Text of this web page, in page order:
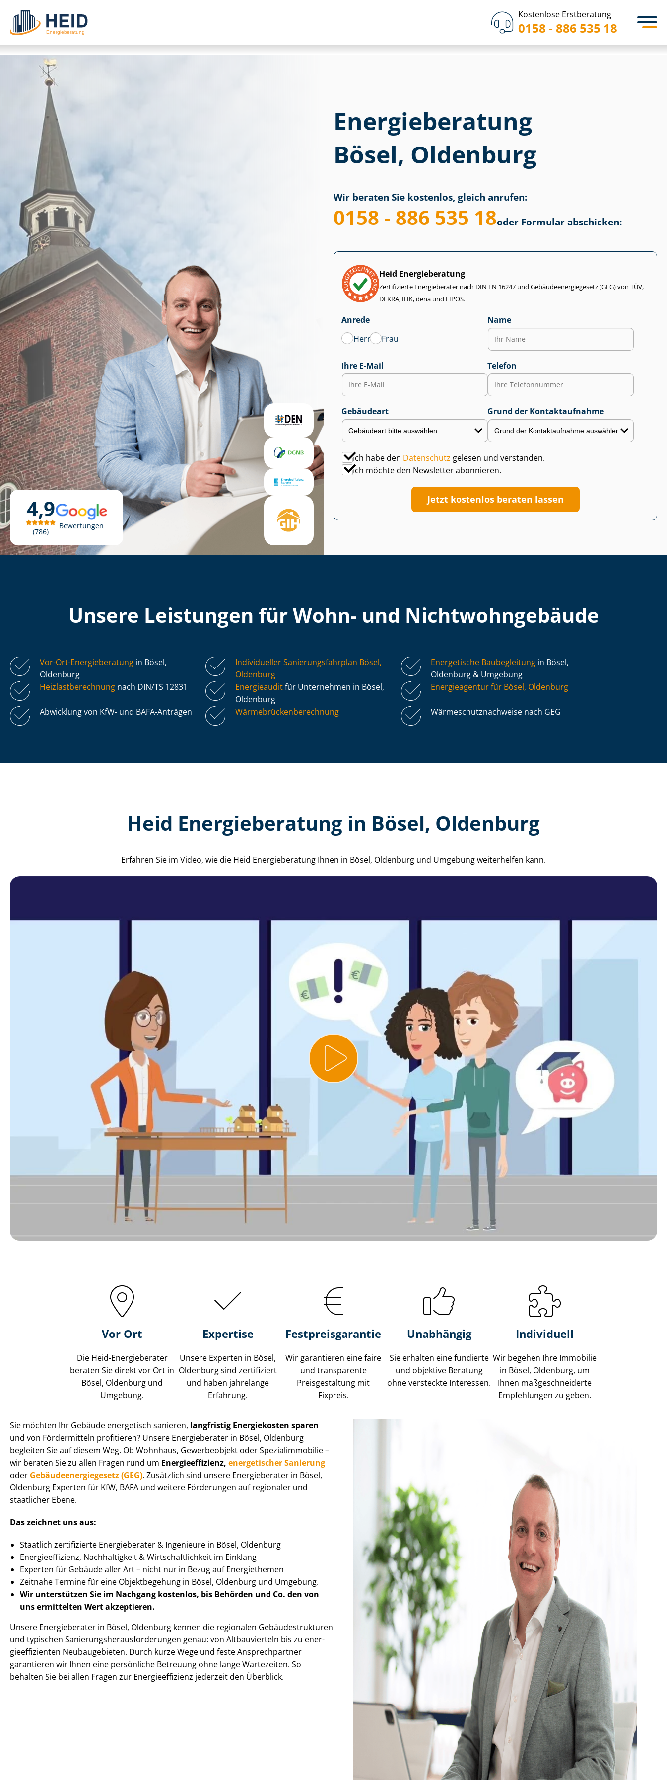
Kostenlose Erstberatung
0158 - 886 535 18
4,9
786
Bewertungen
Energieberatung
Bösel, Oldenburg
Wir beraten Sie kostenlos, gleich anrufen:
0158 - 886 535 18oder Formular abschicken:
Heid Energieberatung
Zertifizierte Energieberater nach DIN EN 16247 und Ge­bäu­de­en­er­gie­ge­setz (GEG) von TÜV,
DEKRA, IHK, dena und EIPOS.
Anrede
Herr
Frau
Name
Ihre E-Mail Telefon
Gebäudeart Grund der Kontaktaufnahme
Ich habe den Datenschutz gelesen und verstanden.
Ich möchte den Newsletter abonnieren.
Jetzt kostenlos beraten lassen
Unsere Leistungen für Wohn- und Nicht­wohn­ge­bäu­de
Vor-Ort-Energieberatung in Bösel,
Oldenburg
Individueller Sa­nie­rungs­fahr­plan Bösel,
Oldenburg
Energetische Baubegleitung in Bösel,
Oldenburg & Umgebung
Heiz­last­be­rech­nung nach DIN/TS 12831 Energieauditfür Unternehmen in Bösel,
Oldenburg
Energieagentur für Bösel, Oldenburg
Abwicklung von KfW- und BAFA-Anträgen Wär­me­brü­cken­be­rech­nung Wär­me­schutz­nach­wei­se nach GEG
Heid Energieberatung in Bösel, Oldenburg
Erfahren Sie im Video, wie die Heid Energieberatung Ihnen in Bösel, Oldenburg und Umgebung weiterhelfen kann.
Vor Ort
Die Heid-Energieberater
beraten Sie direkt vor Ort in
Bösel, Oldenburg und
Umgebung.
Expertise
Unsere Experten in Bösel,
Oldenburg sind zertifiziert
und haben jahrelange
Erfahrung.
Fest­preis­ga­ran­tie
Wir garantieren eine faire
und transparente
Preisgestaltung mit
Fixpreis.
Unabhängig
Sie erhalten eine fundierte
und objektive Beratung
ohne versteckte Interessen.
Individuell
Wir begehen Ihre Immobilie
in Bösel, Oldenburg, um
Ihnen maß­ge­schnei­der­te
Empfehlungen zu geben.
Sie möchten Ihr Gebäude energetisch sanieren, langfristig Energiekosten sparen
und von Fördermitteln profitieren? Unsere Energieberater in Bösel, Oldenburg
begleiten Sie auf diesem Weg. Ob Wohnhaus, Gewerbeobjekt oder Spe­zi­al­im­mo­bi­lie –
wir beraten Sie zu allen Fragen rund um En­er­gie­ef­fi­zi­enz, energetischer Sanierung
oder Ge­bäu­de­en­er­gie­ge­setz (GEG). Zusätzlich sind unsere Energieberater in Bösel,
Oldenburg Experten für KfW, BAFA und weitere Förderungen auf regionaler und
staatlicher Ebene.
Das zeichnet uns aus:
Staatlich zertifizierte Energieberater & Ingenieure in Bösel, Oldenburg
En­er­gie­ef­fi­zi­enz, Nachhaltigkeit & Wirt­schaft­lich­keit im Einklang
Experten für Gebäude aller Art – nicht nur in Bezug auf Energiethemen
Zeitnahe Termine für eine Objektbegehung in Bösel, Oldenburg und Umgebung.
Wir unterstützen Sie im Nachgang kostenlos, bis Behörden und Co. den von
uns ermittelten Wert akzeptieren.
Unsere Energieberater in Bösel, Oldenburg kennen die regionalen Ge­bäu­de­struk­tu­ren
und typischen Sa­nie­rungs­her­aus­for­de­run­gen genau: von Altbauvierteln bis zu en­er­
gie­ef­fi­zi­en­ten Neubaugebieten. Durch kurze Wege und feste Ansprechpartner
garantieren wir Ihnen eine persönliche Betreuung ohne lange Wartezeiten. So
behalten Sie bei allen Fragen zur En­er­gie­ef­fi­zi­enz jederzeit den Überblick.